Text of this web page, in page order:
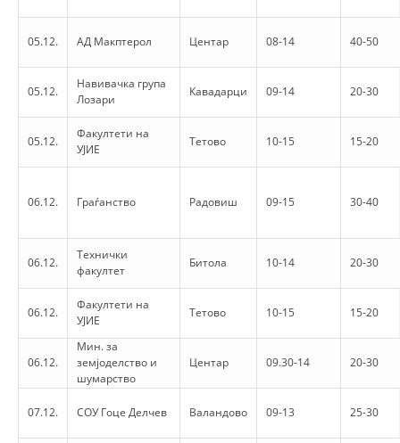
USE AND PROTECTION OF THE EMBLEM
DISASTER PREPAREDNESS AND RESPONSE
HEALTH PREVENTION
VOLUNTEER MANAGEMENT
ABOUT US
05.12. АД Макптерол Центар 08-14 40-50
05.12.
Навивачка група
Лозари
Кавадарци 09-14 20-30
05.12.
Факултети на
УЈИЕ
Тетово 10-15 15-20
06.12. Граѓанство Радовиш 09-15 30-40
06.12.
Технички
факултет
Битола 10-14 20-30
06.12.
Факултети на
УЈИЕ
Тетово 10-15 15-20
06.12.
Мин. за
земјоделство и
шумарство
Центар 09.30-14 20-30
07.12. СОУ Гоце Делчев Валандово 09-13 25-30